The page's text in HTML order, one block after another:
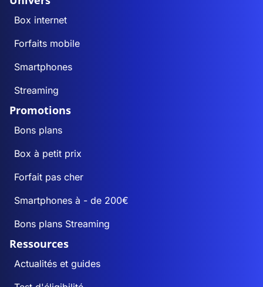
Box internet
Forfaits mobile
Smartphones
Streaming
Promotions
Bons plans
Box à petit prix
Forfait pas cher
Smartphones à - de 200€
Bons plans Streaming
Ressources
Actualités et guides